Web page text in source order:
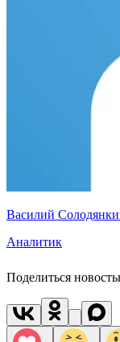
Василий
Аналитик
Поделиться